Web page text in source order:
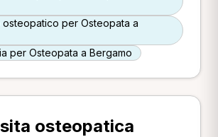
osteopatico per Osteopata a
per Osteopata a Bergamo
osteopatica